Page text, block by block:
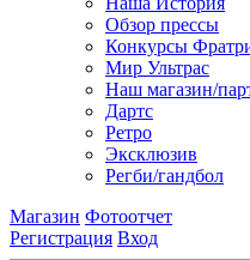
Обзор прессы
Конкурсы
Мир Ультрас
Наш магазин/
Дартс
Ретро
Эксклюзив
Регби/гандбол
Магазин Фотоотчет
Регистрация Вход